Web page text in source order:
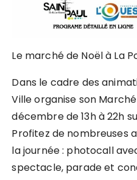
Le marché de Noël à La
Dans le cadre des
Ville organise son
décembre de 13h à 22h
Profitez de nombreuses
la journée : photocall
spectacle, parade et